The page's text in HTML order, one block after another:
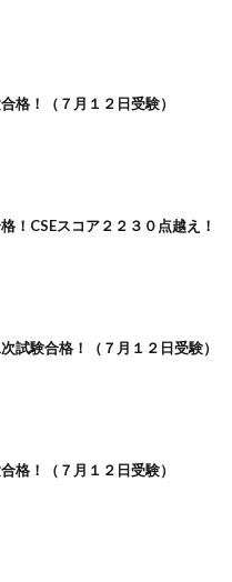
！（７月１２日受験）
CSEスコア２２３０点越え！
験合格！（７月１２日受験）
！（７月１２日受験）